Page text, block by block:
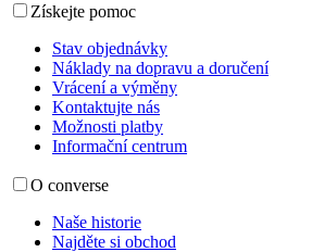
Získejte pomoc
Stav objednávky
Náklady na dopravu a doručení
Vrácení a výměny
Kontaktujte nás
Možnosti platby
Informační centrum
O converse
Naše historie
Najděte si obchod